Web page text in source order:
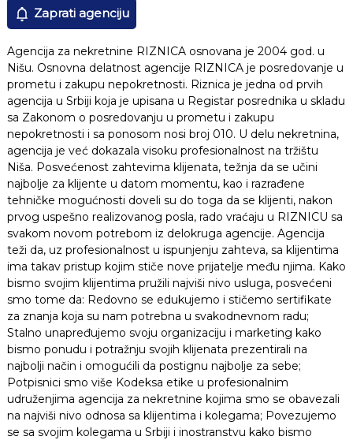
Zaprati agenciju
Agencija za nekretnine RIZNICA osnovana je 2004 god. u
Nišu. Osnovna delatnost agencije RIZNICA je posredovanje u
prometu i zakupu nepokretnosti. Riznica je jedna od prvih
agencija u Srbiji koja je upisana u Registar posrednika u skladu
sa Zakonom o posredovanju u prometu i zakupu
nepokretnosti i sa ponosom nosi broj 010. U delu nekretnina,
agencija je već dokazala visoku profesionalnost na tržištu
Niša. Posvećenost zahtevima klijenata, težnja da se učini
najbolje za klijente u datom momentu, kao i razrađene
tehničke mogućnosti doveli su do toga da se klijenti, nakon
prvog uspešno realizovanog posla, rado vraćaju u RIZNICU sa
svakom novom potrebom iz delokruga agencije. Agencija
teži da, uz profesionalnost u ispunjenju zahteva, sa klijentima
ima takav pristup kojim stiče nove prijatelje među njima. Kako
bismo svojim klijentima pružili najviši nivo usluga, posvećeni
smo tome da: Redovno se edukujemo i stičemo sertifikate
za znanja koja su nam potrebna u svakodnevnom radu;
Stalno unapređujemo svoju organizaciju i marketing kako
bismo ponudu i potražnju svojih klijenata prezentirali na
najbolji način i omogućili da postignu najbolje za sebe;
Potpisnici smo više Kodeksa etike u profesionalnim
udruženjima agencija za nekretnine kojima smo se obavezali
na najviši nivo odnosa sa klijentima i kolegama; Povezujemo
se sa svojim kolegama u Srbiji i inostranstvu kako bismo